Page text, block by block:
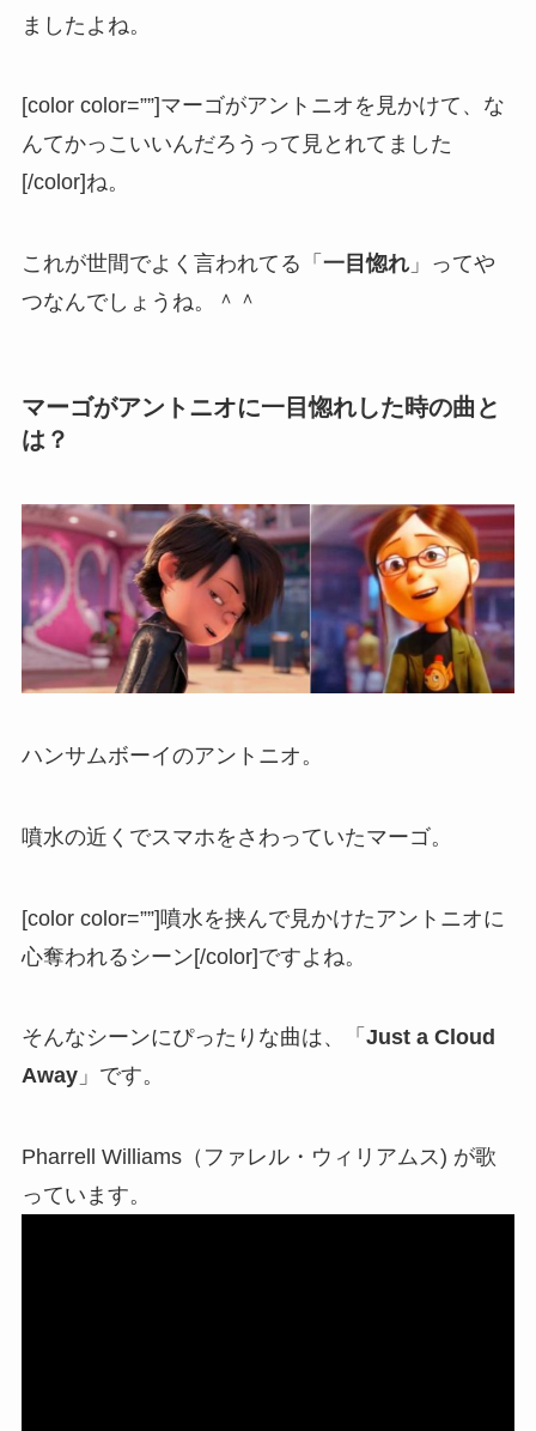
ましたよね。
[color color=””]マーゴがアントニオを見かけて、な
んてかっこいいんだろうって見とれてました
[/color]ね。
これが世間でよく言われてる「 一目惚れ」ってや
つなんでしょうね。＾＾
マーゴがアントニオに一目惚れした時の曲と
は？
ハンサムボーイのアントニオ。
噴水の近くでスマホをさわっていたマーゴ。
[color color=””]噴水を挟んで見かけたアントニオに
心奪われるシーン[/color]ですよね。
そんなシーンにぴったりな曲は、「 Just a Cloud
Away」です。
Pharrell Williams（ファレル・ウィリアムス) が歌
っています。